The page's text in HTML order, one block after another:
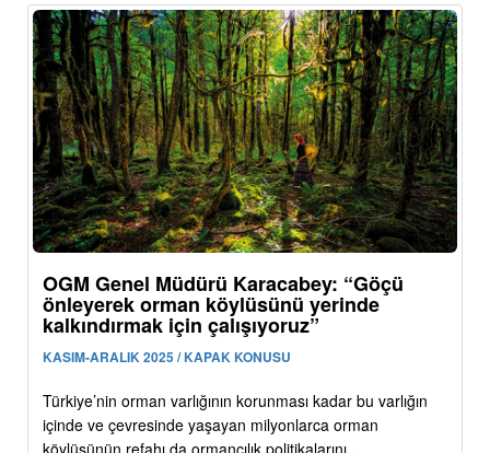
OGM Genel Müdürü Karacabey: “Göçü
önleyerek orman köylüsünü yerinde
kalkındırmak için çalışıyoruz”
KASIM-ARALIK 2025 / KAPAK KONUSU
Türkiye’nin orman varlığının korunması kadar bu varlığın
içinde ve çevresinde yaşayan milyonlarca orman
köylüsünün refahı da ormancılık politikalarını...